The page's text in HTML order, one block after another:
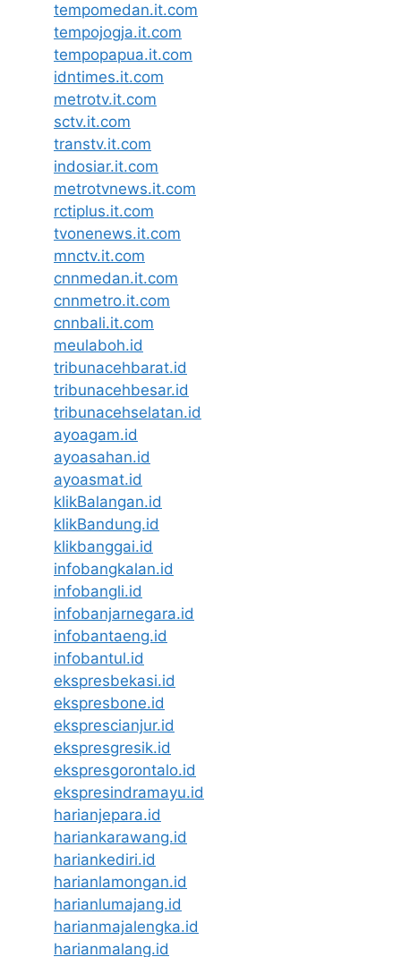
tempomedan.it.com
tempojogja.it.com
tempopapua.it.com
idntimes.it.com
metrotv.it.com
sctv.it.com
transtv.it.com
indosiar.it.com
metrotvnews.it.com
rctiplus.it.com
tvonenews.it.com
mnctv.it.com
cnnmedan.it.com
cnnmetro.it.com
cnnbali.it.com
meulaboh.id
tribunacehbarat.id
tribunacehbesar.id
tribunacehselatan.id
ayoagam.id
ayoasahan.id
ayoasmat.id
klikBalangan.id
klikBandung.id
klikbanggai.id
infobangkalan.id
infobangli.id
infobanjarnegara.id
infobantaeng.id
infobantul.id
ekspresbekasi.id
ekspresbone.id
eksprescianjur.id
ekspresgresik.id
ekspresgorontalo.id
ekspresindramayu.id
harianjepara.id
hariankarawang.id
hariankediri.id
harianlamongan.id
harianlumajang.id
harianmajalengka.id
harianmalang.id